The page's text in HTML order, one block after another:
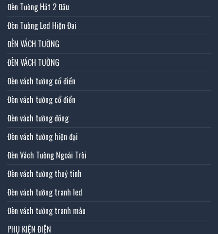
Đèn Tường Hắt 2 Đầu
Đèn Tường Led Hiện Đai
ĐÈN VÁCH TƯỜNG
ĐÈN VÁCH TƯỜNG
Đèn vách tường cổ điển
Đèn vách tường cổ điển
Đèn vách tường đồng
Đèn vách tường hiện đại
Đèn Vách Tường Ngoài Trời
Đèn vách tường thuỷ tinh
Đèn vách tường tranh led
Đèn vách tường tranh màu
PHỤ KIỆN ĐIỆN